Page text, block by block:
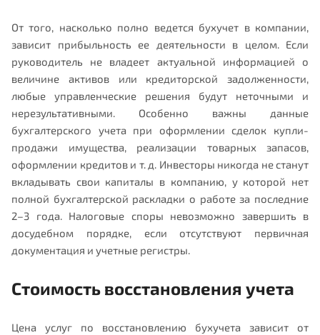
От того, насколько полно ведется бухучет в компании,
зависит прибыльность ее деятельности в целом. Если
руководитель не владеет актуальной информацией о
величине активов или кредиторской задолженности,
любые управленческие решения будут неточными и
нерезультативными. Особенно важны данные
бухгалтерского учета при оформлении сделок купли-
продажи имущества, реализации товарных запасов,
оформлении кредитов и т. д. Инвесторы никогда не станут
вкладывать свои капиталы в компанию, у которой нет
полной бухгалтерской раскладки о работе за последние
2–3 года. Налоговые споры невозможно завершить в
досудебном порядке, если отсутствуют первичная
документация и учетные регистры.
Стоимость восстановления учета
Цена услуг по восстановлению бухучета зависит от